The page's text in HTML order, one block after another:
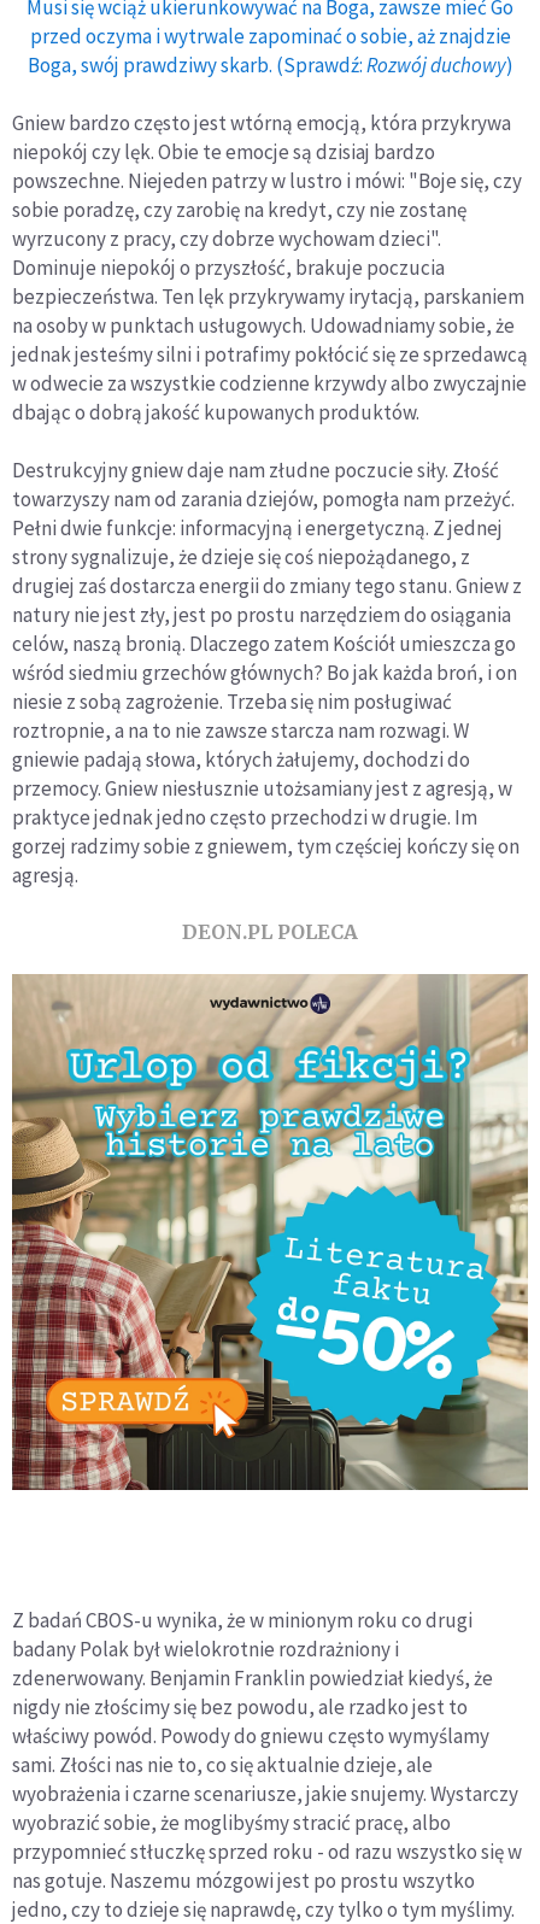
Musi się wciąż ukierunkowywać na Boga, zawsze mieć Go
przed oczyma i wytrwale zapominać o sobie, aż znajdzie
Boga, swój prawdziwy skarb. (Sprawdź:Rozwój duchowy)
Gniew bardzo często jest wtórną emocją, która przykrywa
niepokój czy lęk. Obie te emocje są dzisiaj bardzo
powszechne. Niejeden patrzy w lustro i mówi: "Boje się, czy
sobie poradzę, czy zarobię na kredyt, czy nie zostanę
wyrzucony z pracy, czy dobrze wychowam dzieci".
Dominuje niepokój o przyszłość, brakuje poczucia
bezpieczeństwa. Ten lęk przykrywamy irytacją, parskaniem
na osoby w punktach usługowych. Udowadniamy sobie, że
jednak jesteśmy silni i potrafimy pokłócić się ze sprzedawcą
w odwecie za wszystkie codzienne krzywdy albo zwyczajnie
dbając o dobrą jakość kupowanych produktów.
Destrukcyjny gniew daje nam złudne poczucie siły. Złość
towarzyszy nam od zarania dziejów, pomogła nam przeżyć.
Pełni dwie funkcje: informacyjną i energetyczną. Z jednej
strony sygnalizuje, że dzieje się coś niepożądanego, z
drugiej zaś dostarcza energii do zmiany tego stanu. Gniew z
natury nie jest zły, jest po prostu narzędziem do osiągania
celów, naszą bronią. Dlaczego zatem Kościół umieszcza go
wśród siedmiu grzechów głównych? Bo jak każda broń, i on
niesie z sobą zagrożenie. Trzeba się nim posługiwać
roztropnie, a na to nie zawsze starcza nam rozwagi. W
gniewie padają słowa, których żałujemy, dochodzi do
przemocy. Gniew niesłusznie utożsamiany jest z agresją, w
praktyce jednak jedno często przechodzi w drugie. Im
gorzej radzimy sobie z gniewem, tym częściej kończy się on
agresją.
DEON.PL POLECA
Z badań CBOS-u wynika, że w minionym roku co drugi
badany Polak był wielokrotnie rozdrażniony i
zdenerwowany. Benjamin Franklin powiedział kiedyś, że
nigdy nie złościmy się bez powodu, ale rzadko jest to
właściwy powód. Powody do gniewu często wymyślamy
sami. Złości nas nie to, co się aktualnie dzieje, ale
wyobrażenia i czarne scenariusze, jakie snujemy. Wystarczy
wyobrazić sobie, że moglibyśmy stracić pracę, albo
przypomnieć stłuczkę sprzed roku - od razu wszystko się w
nas gotuje. Naszemu mózgowi jest po prostu wszytko
jedno, czy to dzieje się naprawdę, czy tylko o tym myślimy.